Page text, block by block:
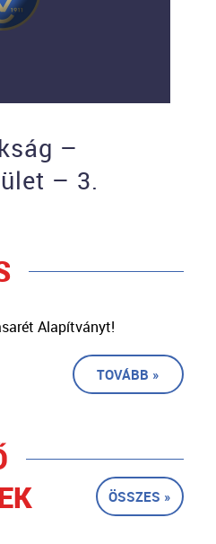
–
– 3.
Alapítványt!
TOVÁBB »
ÖSSZES »